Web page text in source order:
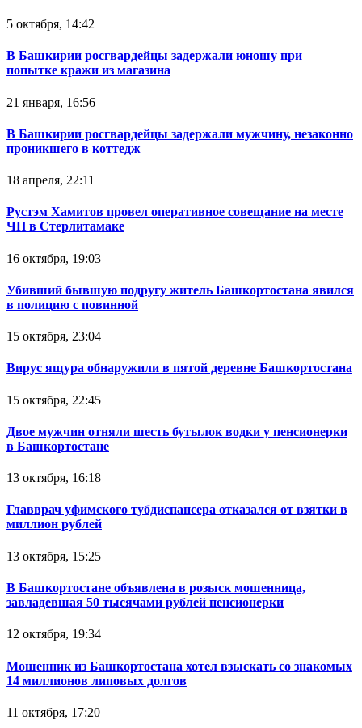
5 октября, 14:42
В Башкирии росгвардейцы задержали юношу при
попытке кражи из магазина
21 января, 16:56
В Башкирии росгвардейцы задержали мужчину, незаконно
проникшего в коттедж
18 апреля, 22:11
Рустэм Хамитов провел оперативное совещание на месте
ЧП в Стерлитамаке
16 октября, 19:03
Убивший бывшую подругу житель Башкортостана явился
в полицию с повинной
15 октября, 23:04
Вирус ящура обнаружили в пятой деревне Башкортостана
15 октября, 22:45
Двое мужчин отняли шесть бутылок водки у пенсионерки
в Башкортостане
13 октября, 16:18
Главврач уфимского тубдиспансера отказался от взятки в
миллион рублей
13 октября, 15:25
В Башкортостане объявлена в розыск мошенница,
завладевшая 50 тысячами рублей пенсионерки
12 октября, 19:34
Мошенник из Башкортостана хотел взыскать со знакомых
14 миллионов липовых долгов
11 октября, 17:20